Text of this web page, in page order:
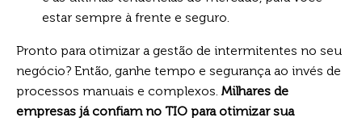
estar sempre à frente e seguro.
Pronto para otimizar a gestão de intermitentes no seu
negócio? Então, ganhe tempo e segurança ao invés de
processos manuais e complexos. Milhares de
empresas já confiam no TIO para otimizar sua